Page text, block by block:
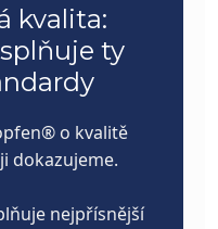
kvalita:
ty
o kvalitě
dokazujeme.
nejpřísnější